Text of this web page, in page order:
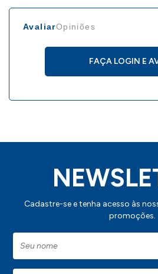
AvaliarOpiniões
FAÇA LOGIN E
Cadastre-se e tenha acesso às
promoções.